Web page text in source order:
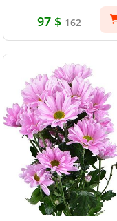
97 $ 162